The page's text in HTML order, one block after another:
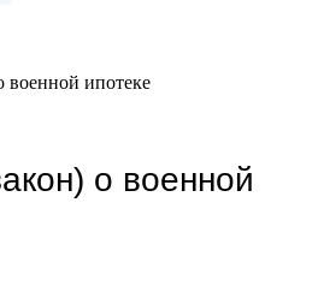
военной ипотеке
о военной